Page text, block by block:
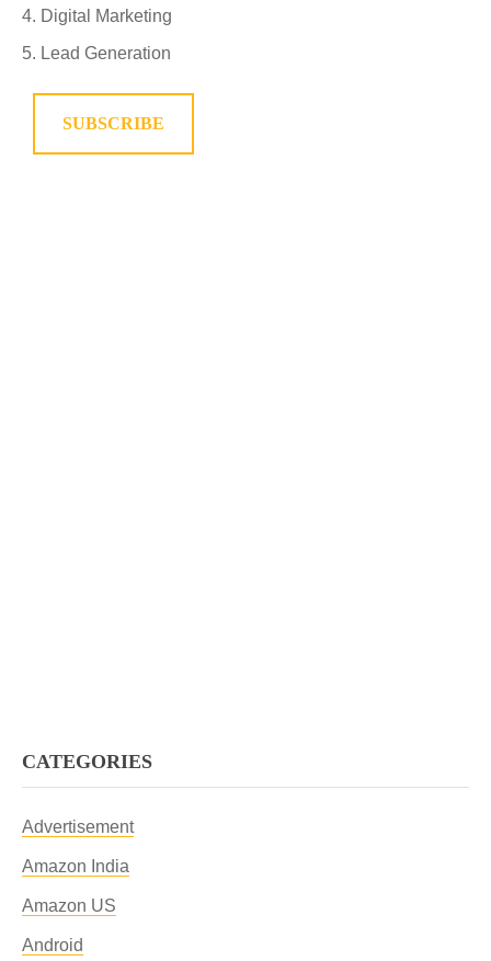
Digital Marketing
Lead Generation
SUBSCRIBE
CATEGORIES
Advertisement
Amazon India
Amazon US
Android